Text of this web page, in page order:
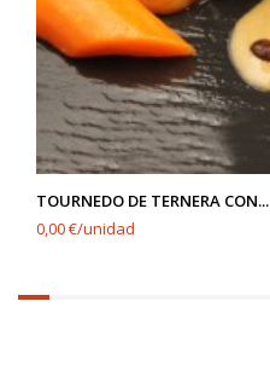
TOURNEDO DE TERNERA CON...
0,00 €/unidad
6.25%